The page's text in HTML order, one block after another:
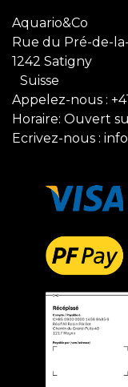
Aquario&Co
Rue du Pré-de-
1242 Satigny
Suisse
Appelez-nous :
Horaire: Ouvert
Ecrivez-nous :